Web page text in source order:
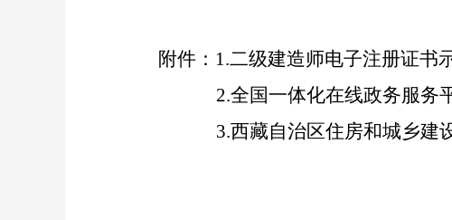
附件： 1.二级建造师电子注册证书
2.全国一体化在线政务服务
3.西藏自治区住房和城乡建